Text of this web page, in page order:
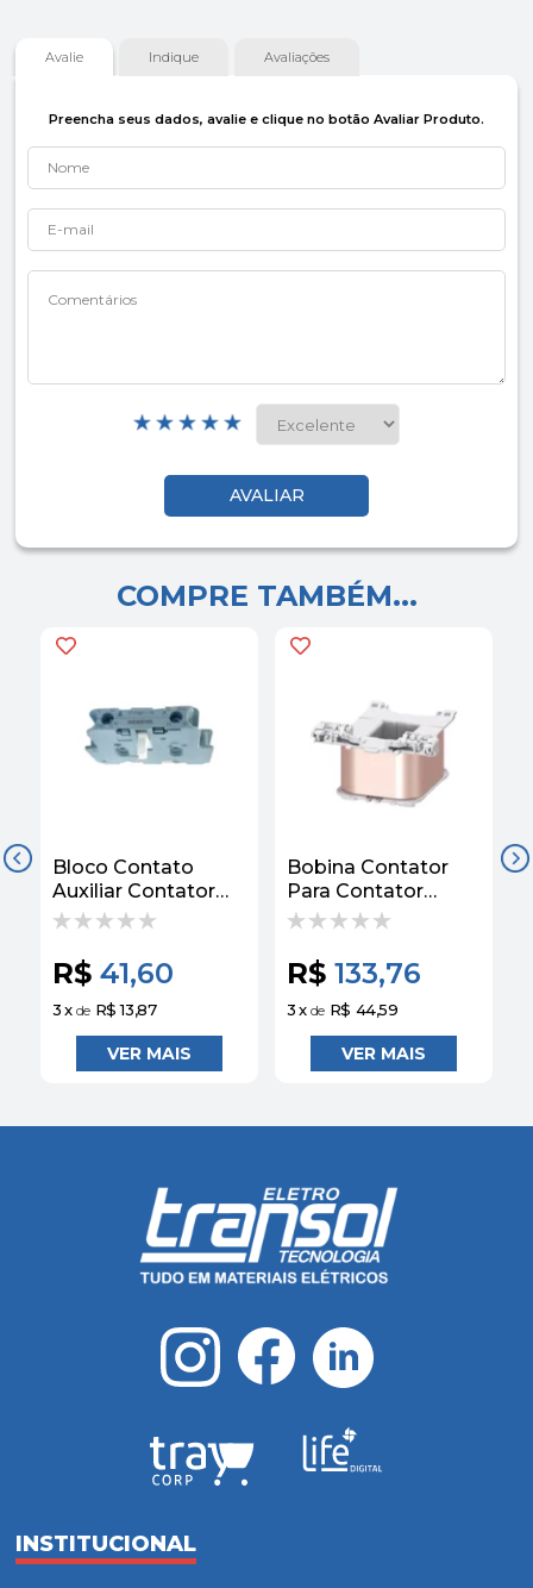
Avalie Indique Avaliações
Preencha seus dados, avalie e clique no botão Avaliar Produto.
COMPRE TAMBÉM...
Bloco Contato
Auxiliar Contator
Lateral 1NA+1NF
Siemens
R$ 41,60
3x de R$ 13,87
Bobina Contator
Para Contator
220VCA S3
Siemens
R$ 133,76
3x de R$ 44,59
INSTITUCIONAL